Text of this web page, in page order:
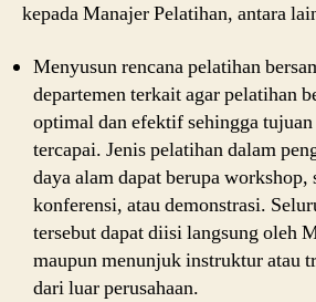
kepada Manajer Pelatihan, antara
Menyusun rencana pelatihan
departemen terkait agar pelatihan
optimal dan efektif sehingga tujuan
tercapai. Jenis pelatihan dalam
daya alam dapat berupa workshop,
konferensi, atau demonstrasi.
tersebut dapat diisi langsung oleh
maupun menunjuk instruktur atau
dari luar perusahaan.